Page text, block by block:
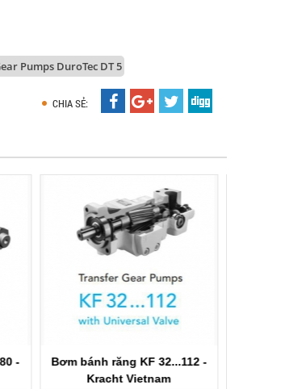
Pumps DuroTec DT 5
CHIA SẺ:
-
Bơm bánh răng KF 3/100...KF
6/730 - Kracht Vietnam